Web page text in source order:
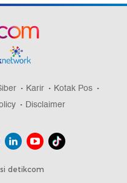
Karir
Kotak Pos
Disclaimer
detikcom